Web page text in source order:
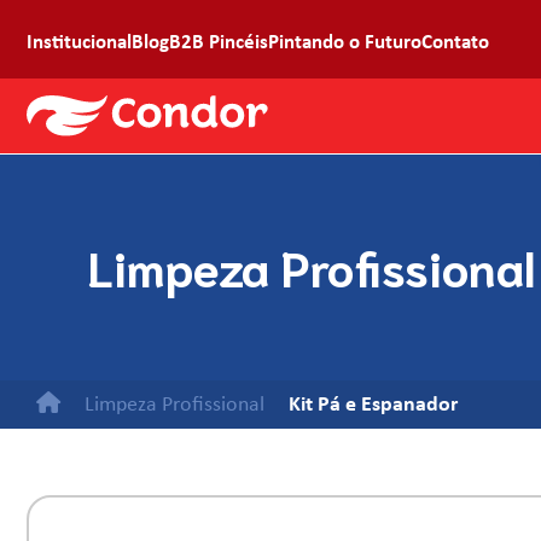
Institucional BlogB2B PincéisPintando o FuturoContato
Limpeza Profissional
Limpeza Profissional Kit Pá e Espanador